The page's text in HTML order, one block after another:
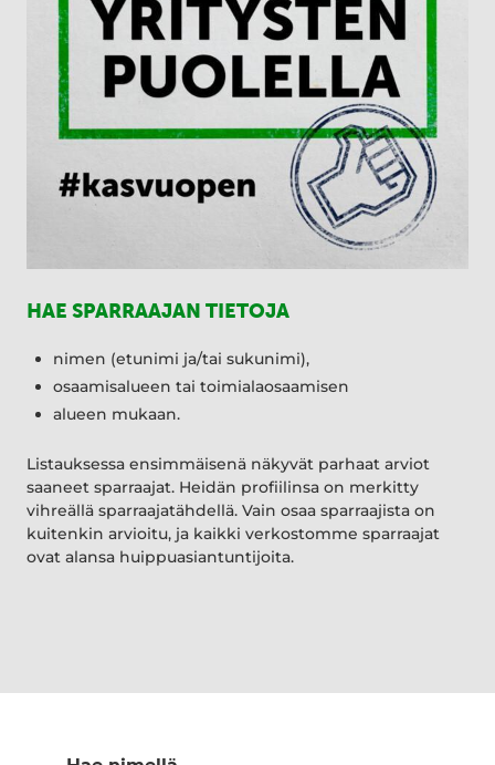
HAE SPARRAAJAN TIETOJA
nimen (etunimi ja/tai sukunimi),
osaamisalueen tai toimialaosaamisen
alueen mukaan.
Listauksessa ensimmäisenä näkyvät parhaat arviot
saaneet sparraajat. Heidän profiilinsa on merkitty
vihreällä sparraajatähdellä. Vain osaa sparraajista on
kuitenkin arvioitu, ja kaikki verkostomme sparraajat
ovat alansa huippuasiantuntijoita.